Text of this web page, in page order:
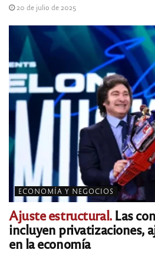
20 de julio de 2025
ECONOMÍA Y NEGOCIOS
Ajuste estructural.Las
incluyen privatizaciones,
en la economía